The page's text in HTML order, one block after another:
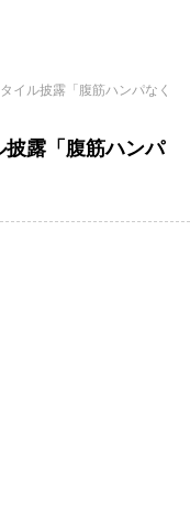
イル披露「腹筋ハンパなく
露「腹筋ハンパ